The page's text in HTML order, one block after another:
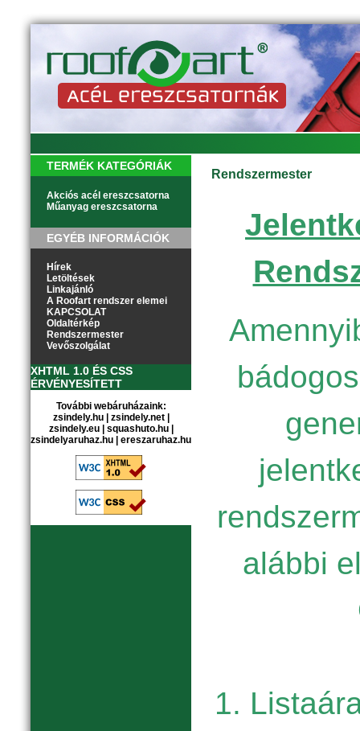
TERMÉK KATEGÓRIÁK
Akciós acél ereszcsatorna
Műanyag ereszcsatorna
EGYÉB INFORMÁCIÓK
Hírek
Letöltések
Linkajánló
A Roofart rendszer elemei
KAPCSOLAT
Oldaltérkép
Rendszermester
Vevőszolgálat
XHTML 1.0 ÉS CSS
ÉRVÉNYESÍTETT
További webáruházaink:
zsindely.hu| zsindely.net|
zsindely.eu| squashuto.hu|
zsindelyaruhaz.hu
ereszaruhaz.hu
Rendszermester
alábbi
1.